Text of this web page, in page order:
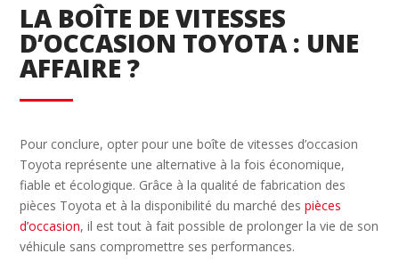
LA BOÎTE DE VITESSES
D’OCCASION TOYOTA : UNE
AFFAIRE ?
Pour conclure, opter pour une boîte de vitesses d’occasion
Toyota représente une alternative à la fois économique,
fiable et écologique. Grâce à la qualité de fabrication des
pièces Toyota et à la disponibilité du marché despièces
d’occasion, il est tout à fait possible de prolonger la vie de son
véhicule sans compromettre ses performances.